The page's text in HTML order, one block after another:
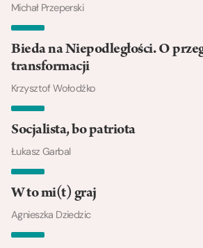
Michał Przeperski
Bieda na Niepodległości. O
transformacji
Krzysztof Wołodźko
Socjalista, bo patriota
Łukasz Garbal
W to mi(t) graj
Agnieszka Dziedzic